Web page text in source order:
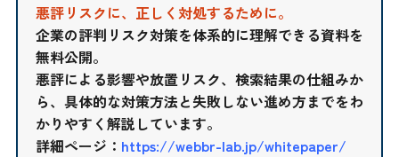
悪評リスクに、正しく対処するために。
企業の評判リスク対策を体系的に理解できる資料を
無料公開。
悪評による影響や放置リスク、検索結果の仕組みか
ら、具体的な対策方法と失敗しない進め方までをわ
かりやすく解説しています。
詳細ページ： https://webbr-lab.jp/whitepaper/